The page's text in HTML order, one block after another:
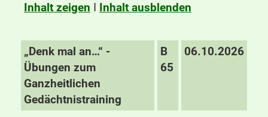
Inhalt zeigen I Inhalt ausblenden
„Denk mal an…“ -
Übungen zum
Ganzheitlichen
Gedächtnistraining
B
65
06.10.2026